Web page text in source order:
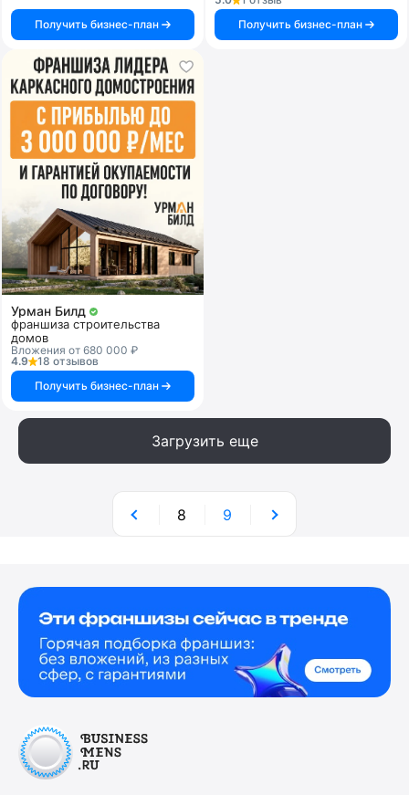
Получить бизнес-план
Получить бизнес-план
Урман Билд
франшиза строительства
домов
Вложения от 680 000 ₽
4.9
18 отзывов
Получить бизнес-план
Загрузить еще
8 9